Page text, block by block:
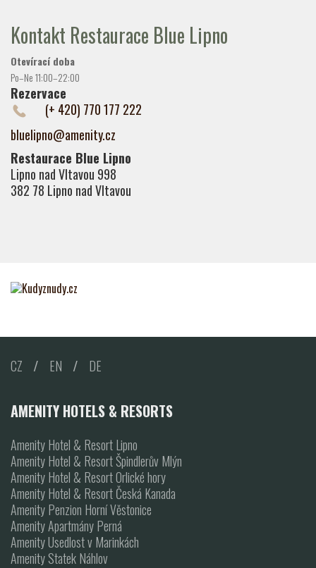
Kontakt Restaurace Blue Lipno
Otevírací doba
Po–Ne 11:00–22:00
Rezervace
(+ 420) 770 177 222
bluelipno@amenity.cz
Restaurace Blue Lipno
Lipno nad Vltavou 998
382 78 Lipno nad Vltavou
CZ / EN / DE
AMENITY HOTELS & RESORTS
Amenity Hotel & Resort Lipno
Amenity Hotel & Resort Špindlerův Mlýn
Amenity Hotel & Resort Orlické hory
Amenity Hotel & Resort Česká Kanada
Amenity Penzion Horní Věstonice
Amenity Apartmány Perná
Amenity Usedlost v Marinkách
Amenity Statek Náhlov